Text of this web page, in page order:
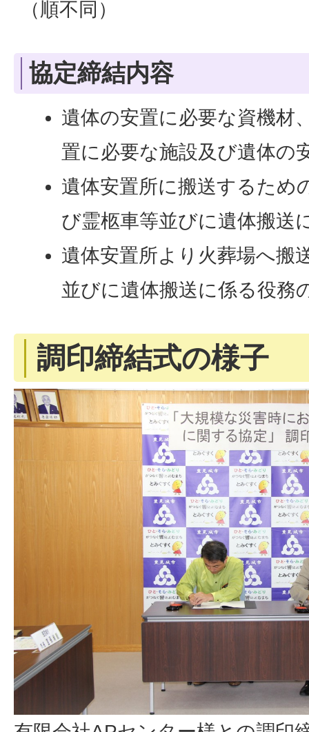
（順不同）
協定締結内容
遺体の安置に必要な資機材
置に必要な施設及び遺体の
遺体安置所に搬送するため
び霊柩車等並びに遺体搬送
遺体安置所より火葬場へ搬
並びに遺体搬送に係る役務
調印締結式の様子